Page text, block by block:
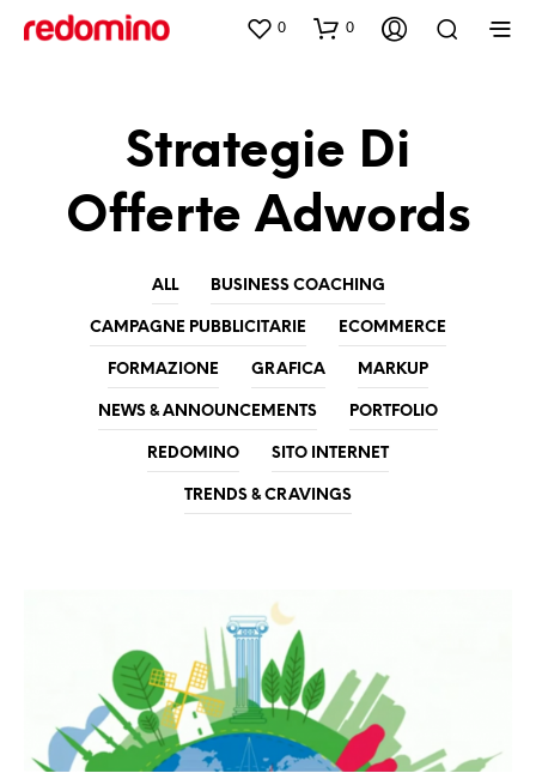
0 0
Strategie Di
Offerte Adwords
ALL BUSINESS COACHING
CAMPAGNE PUBBLICITARIE ECOMMERCE
FORMAZIONE GRAFICA MARKUP
NEWS & ANNOUNCEMENTS PORTFOLIO
REDOMINO SITO INTERNET
TRENDS & CRAVINGS